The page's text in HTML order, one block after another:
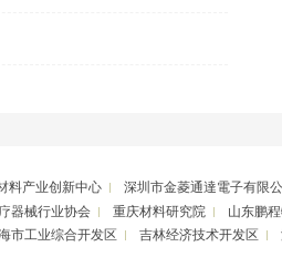
料产业创新中心 深圳市金菱通達電子有限
器械行业协会 重庆材料研究院 山东鹏
市工业综合开发区 吉林经济技术开发区